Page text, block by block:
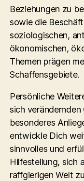
Beziehungen zu
sowie die
soziologischen,
ökonomischen,
Themen prägen
Schaffensgebiete.
Persönliche
sich verändernden
besonderes
entwickle Dich
sinnvolles und
Hilfestellung, sich
raffgierigen Welt